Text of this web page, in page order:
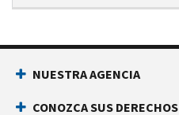
NUESTRA AGENCIA
CONOZCA SUS DERECHOS